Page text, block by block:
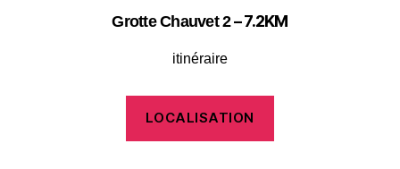
Grotte Chauvet 2– 7.2KM
itinéraire
LOCALISATION